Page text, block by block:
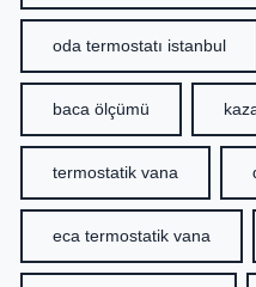
oda termostatı istanbul
baca ölçümü
termostatik vana
eca termostatik vana